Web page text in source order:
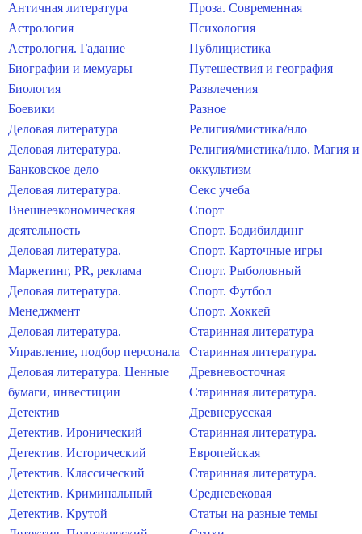
Античная литература
Астрология
Астрология. Гадание
Биографии и мемуары
Биология
Боевики
Деловая литература
Деловая литература.
Банковское дело
Деловая литература.
Внешнеэкономическая
деятельность
Деловая литература.
Маркетинг, PR, реклама
Деловая литература.
Менеджмент
Деловая литература.
Управление, подбор персонала
Деловая литература. Ценные
бумаги, инвестиции
Детектив
Детектив. Иронический
Детектив. Исторический
Детектив. Классический
Детектив. Криминальный
Детектив. Крутой
Проза. Современная
Психология
Публицистика
Путешествия и география
Развлечения
Разное
Религия/мистика/нло
Религия/мистика/нло. Магия и
оккультизм
Секс учеба
Спорт
Спорт. Бодибилдинг
Спорт. Карточные игры
Спорт. Рыболовный
Спорт. Футбол
Спорт. Хоккей
Старинная литература
Старинная литература.
Древневосточная
Старинная литература.
Древнерусская
Старинная литература.
Европейская
Старинная литература.
Средневековая
Статьи на разные темы